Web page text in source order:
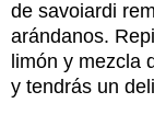
de savoiardi
arándanos.
limón y mezcla
y tendrás un